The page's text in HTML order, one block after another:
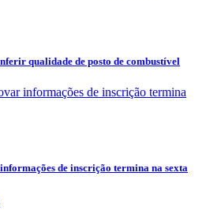
qualidade de posto de combustível
de inscrição termina na sexta